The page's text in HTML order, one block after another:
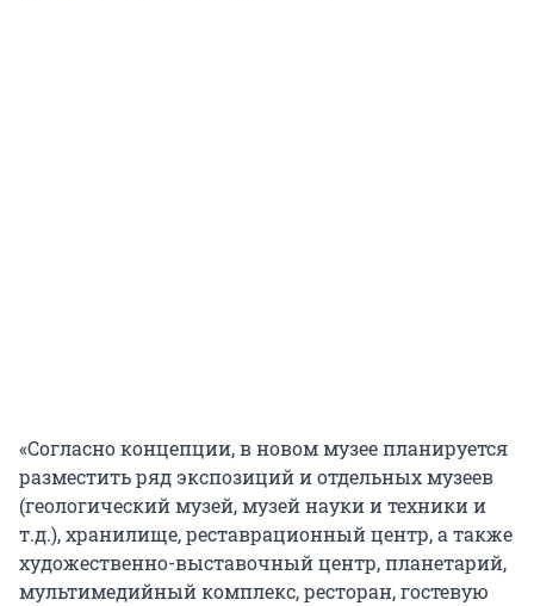
«Согласно концепции, в новом музее планируется
разместить ряд экспозиций и отдельных музеев
(геологический музей, музей науки и техники и
т.д.), хранилище, реставрационный центр, а также
художественно-выставочный центр, планетарий,
мультимедийный комплекс, ресторан, гостевую